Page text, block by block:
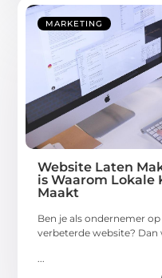
MARKETING
Website Laten
is Waarom Lokale
Maakt
Ben je als ondernemer
verbeterde website? Dan
...